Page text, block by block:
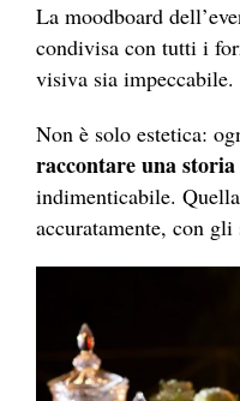
La moodboard
condivisa con tutti i
visiva sia impeccabile.
Non è solo estetica:
raccontare una storia
indimenticabile.
accuratamente, con gli